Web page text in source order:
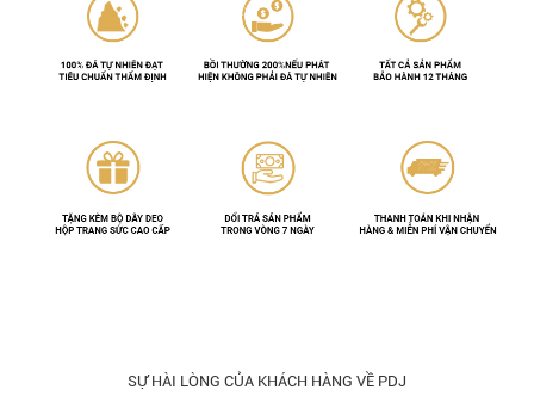
SỰ HÀI LÒNG CỦA KHÁCH HÀNG VỀ PDJ